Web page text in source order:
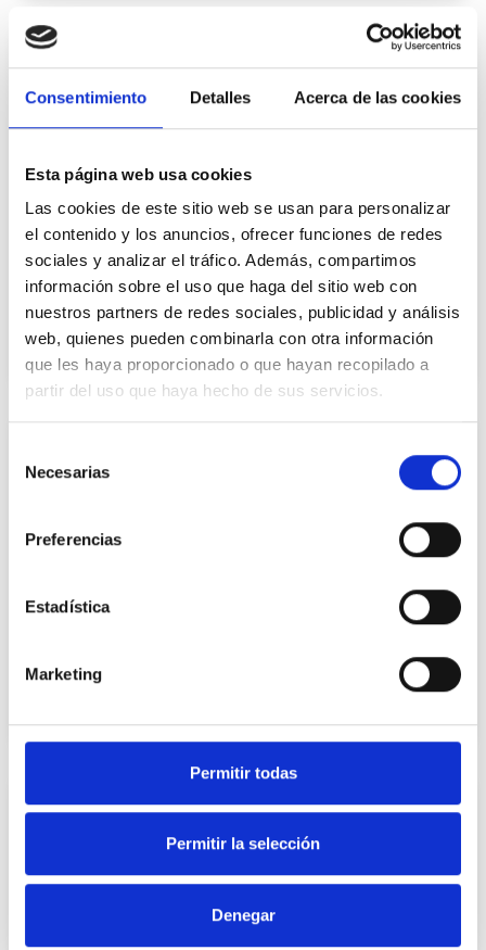
Consentimiento Detalles Acerca de las cookies
Esta página web usa cookies
Las cookies de este sitio web se usan para personalizar
el contenido y los anuncios, ofrecer funciones de redes
sociales y analizar el tráfico. Además, compartimos
información sobre el uso que haga del sitio web con
nuestros partners de redes sociales, publicidad y análisis
web, quienes pueden combinarla con otra información
que les haya proporcionado o que hayan recopilado a
partir del uso que haya hecho de sus servicios.
Necesarias
Preferencias
Estadística
Marketing
Permitir todas
Permitir la selección
Denegar
ACIS Inclusión Sin Límites se incorpora
a CEDDD para fortalecer la defensa de
los derechos de las personas con
discapacidad, dependencia y mayores
21 de julio de 2026
Once nuevas patologías dan acceso a
la jubilación anticipada por
discapacidad
16 de julio de 2026